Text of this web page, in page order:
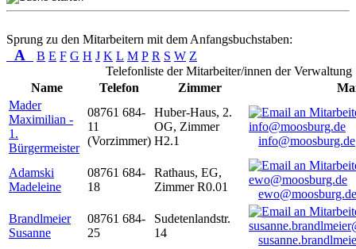
Sprung zu den Mitarbeitern mit dem Anfangsbuchstaben:
A B E F G H J K L M P R S W Z
Telefonliste der Mitarbeiter/innen der Verwaltung
Name
Telefon Zimmer
Mader
Maximilian -
1.
Bürgermeister
08761 684-
11
(Vorzimmer)
Huber-Haus, 2.
OG, Zimmer
H2.1
info@moosburg.de
Adamski
Madeleine
08761 684-
18
Rathaus, EG,
Zimmer R0.01
ewo@moosburg.de
Brandlmeier
Susanne
08761 684-
25
Sudetenlandstr.
14